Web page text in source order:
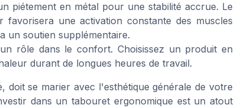
piétement en métal pour une stabilité accrue. Le
une activation constante des muscles
un soutien supplémentaire.
rôle dans le confort. Choisissez un produit en
durant de longues heures de travail.
se marier avec l'esthétique générale de votre
dans un tabouret ergonomique est un atout